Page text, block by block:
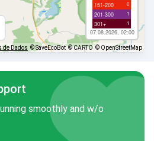
151-200 0
201-300 1
301+ 1
07.08.2026, 02:00
de Dados © SaveEcoBot © CARTO © OpenStreetMap
smoothly and w/o